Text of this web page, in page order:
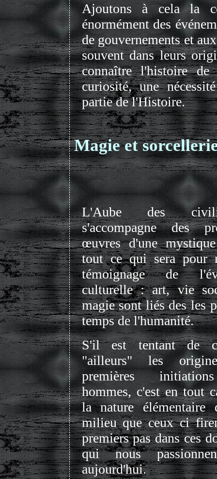
Ajoutons à cela la
énormément des
de gouvernements et
souvent dans leurs
connaître l'histoire
curiosité, une
partie de l'Histoire.
Magie et
L'Aube des
s'accompagne des
œuvres d'une
tout ce qui sera pour
témoignage de
culturelle : art, vie
magie sont liés des les
temps de l'humanité.
S'il est tentant de
"ailleurs" les
premières
hommes, c'est en tout
la nature élémentaire
milieu que ceux ci
premiers pas dans ces
qui nous
aujourd'hui.